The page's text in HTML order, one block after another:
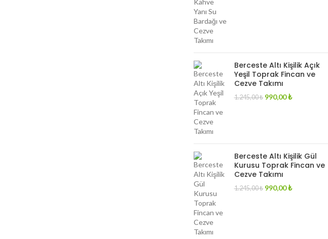
Berceste Altı Kişilik Açık
Yeşil Toprak Fincan ve
Cezve Takımı
1.245,00₺ Original
990,00₺Current
Berceste Altı Kişilik Gül
Kurusu Toprak Fincan ve
Cezve Takımı
1.245,00₺ Original
990,00₺Current